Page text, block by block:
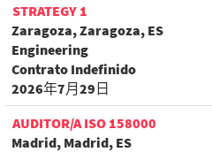
STRATEGY 1
Zaragoza, Zaragoza, ES
Engineering
Contrato Indefinido
2026年7月29日
AUDITOR/A ISO 158000
Madrid, Madrid, ES